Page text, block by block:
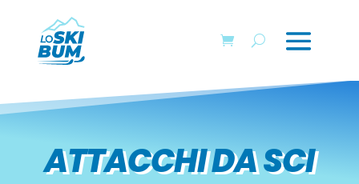
ATTACCHI DA SCI